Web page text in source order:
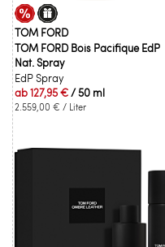
TOM FORD
TOM FORD Bois Pacifique EdP
Nat. Spray
EdP Spray
ab127,95 €/ 50 ml
2.559,00 € / Liter